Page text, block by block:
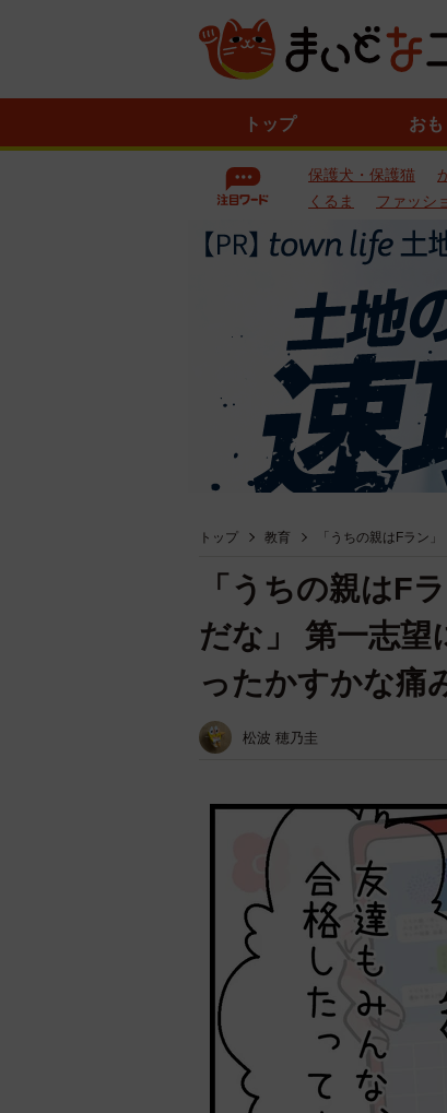
トップ お
保護犬・保護猫
くるま
ファッシ
トップ 教育 「うちの親はFラン
「うちの親はF
だな」 第一志
ったかすかな痛
松波 穂乃圭